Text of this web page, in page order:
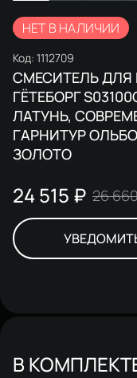
НЕТ В НАЛИЧИИ
Код: 1112709
СМЕСИТЕЛЬ ДЛЯ
ГЁТЕБОРГ
ЛАТУНЬ,
ГАРНИТУР
ЗОЛОТО
24 515 ₽ 26
В